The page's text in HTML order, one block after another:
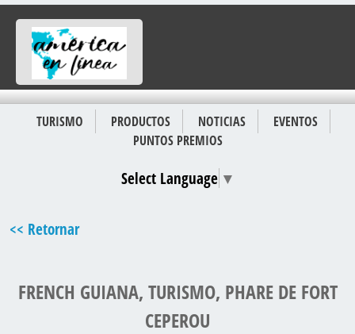
TURISMO PRODUCTOS NOTICIAS
EVENTOS
PUNTOS PREMIOS
Select Language ▼
<< Retornar
FRENCH GUIANA, TURISMO, PHARE DE FORT
CEPEROU